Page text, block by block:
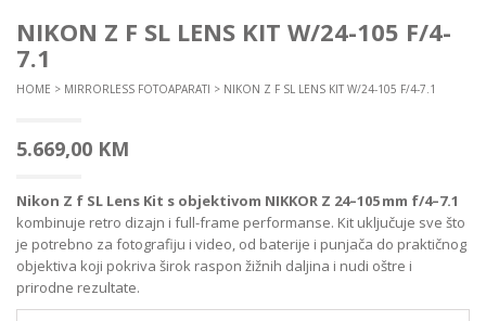
NIKON Z F SL LENS KIT W/24-105 F/4-
7.1
HOME > MIRRORLESS FOTOAPARATI > NIKON Z F SL LENS KIT W/24-105 F/4-7.1
5.669,00 KM
Nikon Z f SL Lens Kit s objektivom NIKKOR Z 24–105 mm f/4–7.1
kombinuje retro dizajn i full-frame performanse. Kit uključuje sve što
je potrebno za fotografiju i video, od baterije i punjača do praktičnog
objektiva koji pokriva širok raspon žižnih daljina i nudi oštre i
prirodne rezultate.